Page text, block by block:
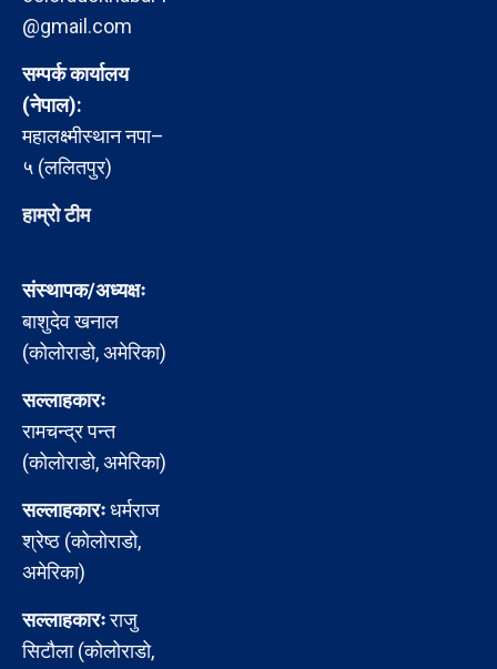
@gmail.com
सम्पर्क कार्यालय
(नेपाल):
महालक्ष्मीस्थान नपा–
५ (ललितपुर)
हाम्रो टीम
संस्थापक/अध्यक्षः
बाशुदेव खनाल
(कोलोराडो, अमेरिका)
सल्लाहकारः
रामचन्द्र पन्त
(कोलोराडो, अमेरिका)
सल्लाहकारःधर्मराज
श्रेष्ठ (कोलोराडो,
अमेरिका)
सल्लाहकारःराजु
सिटौला (कोलोराडो,